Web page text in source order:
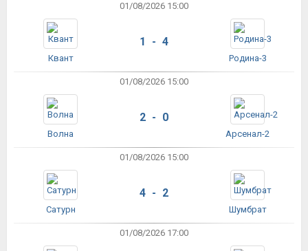
01/08/2026 15:00
Квант
1 - 4
Родина-3
01/08/2026 15:00
Волна
2 - 0
Арсенал-2
01/08/2026 15:00
Сатурн
4 - 2
Шумбрат
01/08/2026 17:00